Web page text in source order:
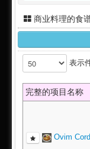
商业料理的食
表示
完整的项目名称
Ovim